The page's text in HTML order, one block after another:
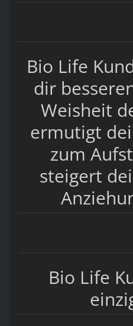
Bio Life
dir
Weisheit
ermutigt
zum
steigert
Bio Life